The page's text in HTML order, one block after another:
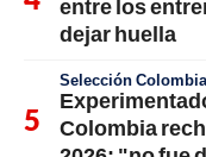
entre los
dejar huella
Selección Colombia
Colombia